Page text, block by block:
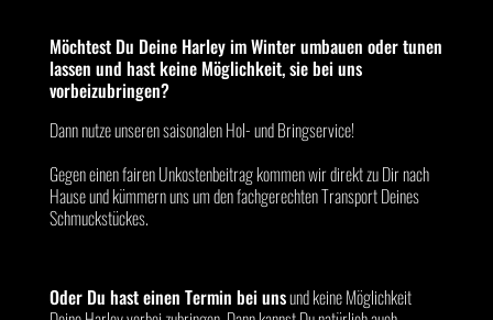
Möchtest Du Deine Harley im Winter umbauen oder tunen
lassen und hast keine Möglichkeit, sie bei uns
vorbeizubringen?
Dann nutze unseren saisonalen Hol- und Bringservice!
Gegen einen fairen Unkostenbeitrag kommen wir direkt zu Dir nach
Hause und kümmern uns um den fachgerechten Transport Deines
Schmuckstückes.
Oder Du hast einen Termin bei unsund keine Möglichkeit